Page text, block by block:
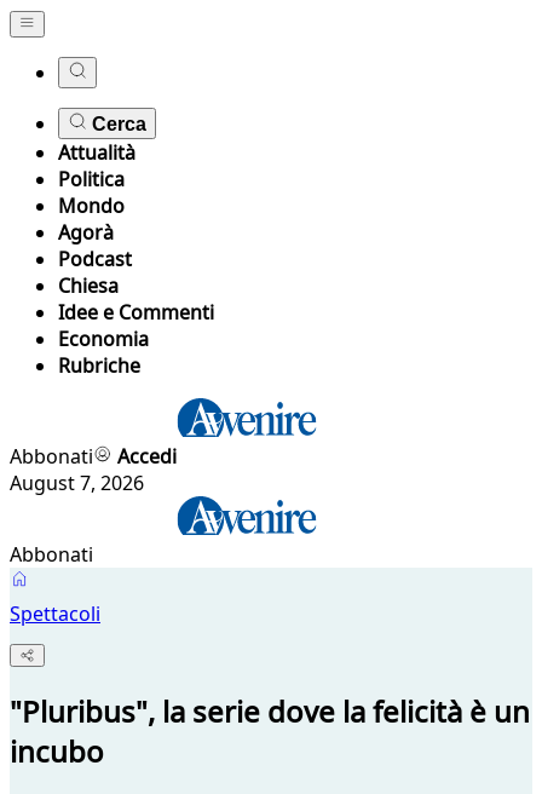
Cerca
Attualità
Politica
Mondo
Agorà
Podcast
Chiesa
Idee e Commenti
Economia
Rubriche
Abbonati
Accedi
August 7, 2026
Abbonati
Spettacoli
"Pluribus", la serie dove la felicità è un
incubo